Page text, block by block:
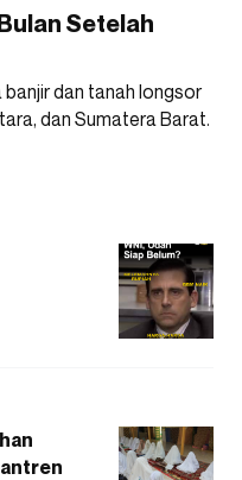
Setelah
dan tanah longsor
dan Sumatera Barat.